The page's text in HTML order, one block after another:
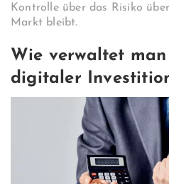
Kontrolle über das Risiko
Markt bleibt.
Wie verwaltet
digitaler